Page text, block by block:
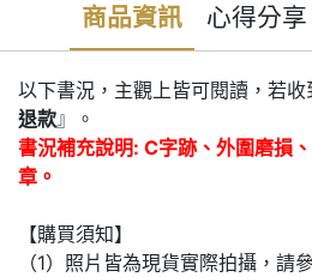
商品資訊 心得分享
以下書況，主觀上皆可閱讀，若
退款』。
書況補充說明: C字跡、外圍磨損
章。
【購買須知】
（1）照片皆為現貨實際拍攝，請